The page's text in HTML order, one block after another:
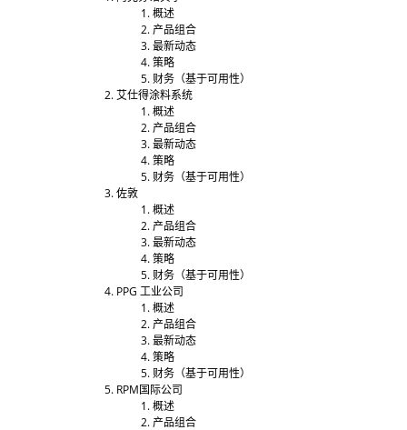
概述
产品组合
最新动态
策略
财务（基于可用性）
艾仕得涂料系统
概述
产品组合
最新动态
策略
财务（基于可用性）
佐敦
概述
产品组合
最新动态
策略
财务（基于可用性）
PPG 工业公司
概述
产品组合
最新动态
策略
财务（基于可用性）
RPM国际公司
概述
产品组合